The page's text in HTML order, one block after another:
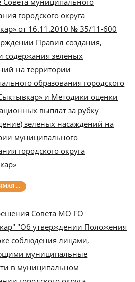
городского округа
от 16.11.2010 № 35/11-600
Правил создания,
содержания зеленых
на территории
образования городского
и Методики оценки
выплат за рубку
зеленых насаждений на
муниципального
городского округа
...
Совета МО ГО
"Об утверждении Положения
соблюдения лицами,
муниципальные
в муниципальном